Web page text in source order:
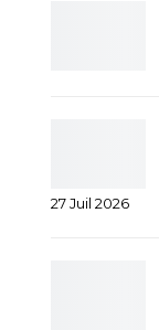
27 Juil 2026